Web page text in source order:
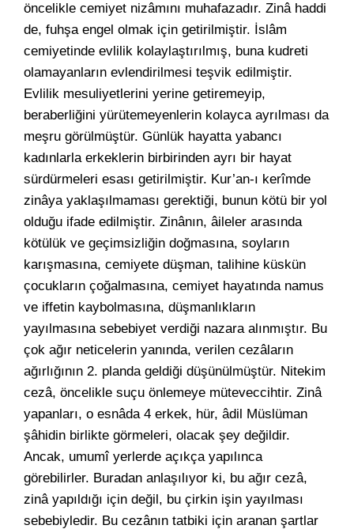
öncelikle cemiyet nizâmını muhafazadır. Zinâ haddi
de, fuhşa engel olmak için getirilmiştir. İslâm
cemiyetinde evlilik kolaylaştırılmış, buna kudreti
olamayanların evlendirilmesi teşvik edilmiştir.
Evlilik mesuliyetlerini yerine getiremeyip,
beraberliğini yürütemeyenlerin kolayca ayrılması da
meşru görülmüştür. Günlük hayatta yabancı
kadınlarla erkeklerin birbirinden ayrı bir hayat
sürdürmeleri esası getirilmiştir. Kur’an-ı kerîmde
zinâya yaklaşılmaması gerektiği, bunun kötü bir yol
olduğu ifade edilmiştir. Zinânın, âileler arasında
kötülük ve geçimsizliğin doğmasına, soyların
karışmasına, cemiyete düşman, talihine küskün
çocukların çoğalmasına, cemiyet hayatında namus
ve iffetin kaybolmasına, düşmanlıkların
yayılmasına sebebiyet verdiği nazara alınmıştır. Bu
çok ağır neticelerin yanında, verilen cezâların
ağırlığının 2. planda geldiği düşünülmüştür. Nitekim
cezâ, öncelikle suçu önlemeye müteveccihtir. Zinâ
yapanları, o esnâda 4 erkek, hür, âdil Müslüman
şâhidin birlikte görmeleri, olacak şey değildir.
Ancak, umumî yerlerde açıkça yapılınca
görebilirler. Buradan anlaşılıyor ki, bu ağır cezâ,
zinâ yapıldığı için değil, bu çirkin işin yayılması
sebebiyledir. Bu cezânın tatbiki için aranan şartlar